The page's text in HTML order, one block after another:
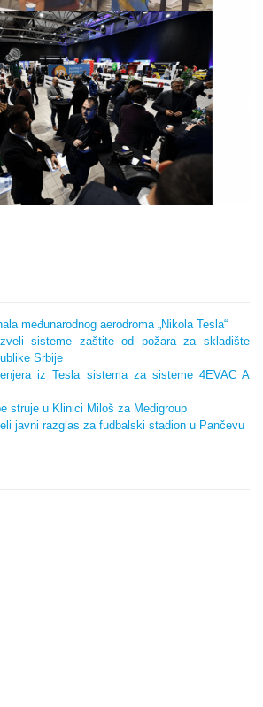
međunarodnog aerodroma „Nikola Tesla“
sisteme zaštite od požara za skladište
Srbije
iz Tesla sistema za sisteme 4EVAC A
struje u Klinici Miloš za Medigroup
javni razglas za fudbalski stadion u Pančevu